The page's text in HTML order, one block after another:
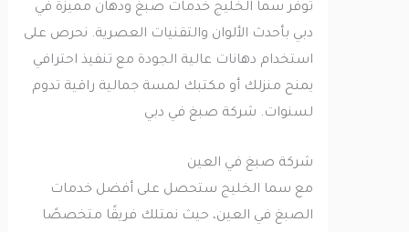
توفر سما الخليج خدمات صبغ ودهان مميزة في
دبي بأحدث الألوان والتقنيات العصرية. نحرص على
استخدام دهانات عالية الجودة مع تنفيذ احترافي
يمنح منزلك أو مكتبك لمسة جمالية راقية تدوم
لسنوات. شركة صبغ في دبي
شركة صبغ في العين
مع سما الخليج ستحصل على أفضل خدمات
الصبغ في العين، حيث نمتلك فريقًا متخصصًا